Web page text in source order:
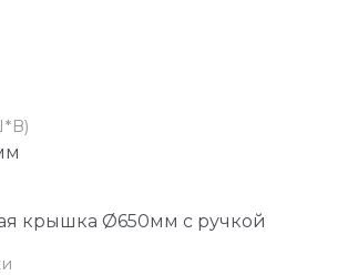
крышка Ø650мм с ручкой